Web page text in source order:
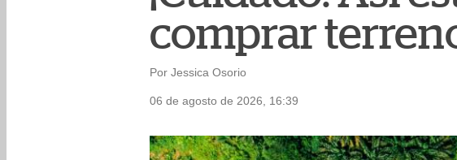
comprar
Por Jessica Osorio
06 de agosto de 2026, 16:39